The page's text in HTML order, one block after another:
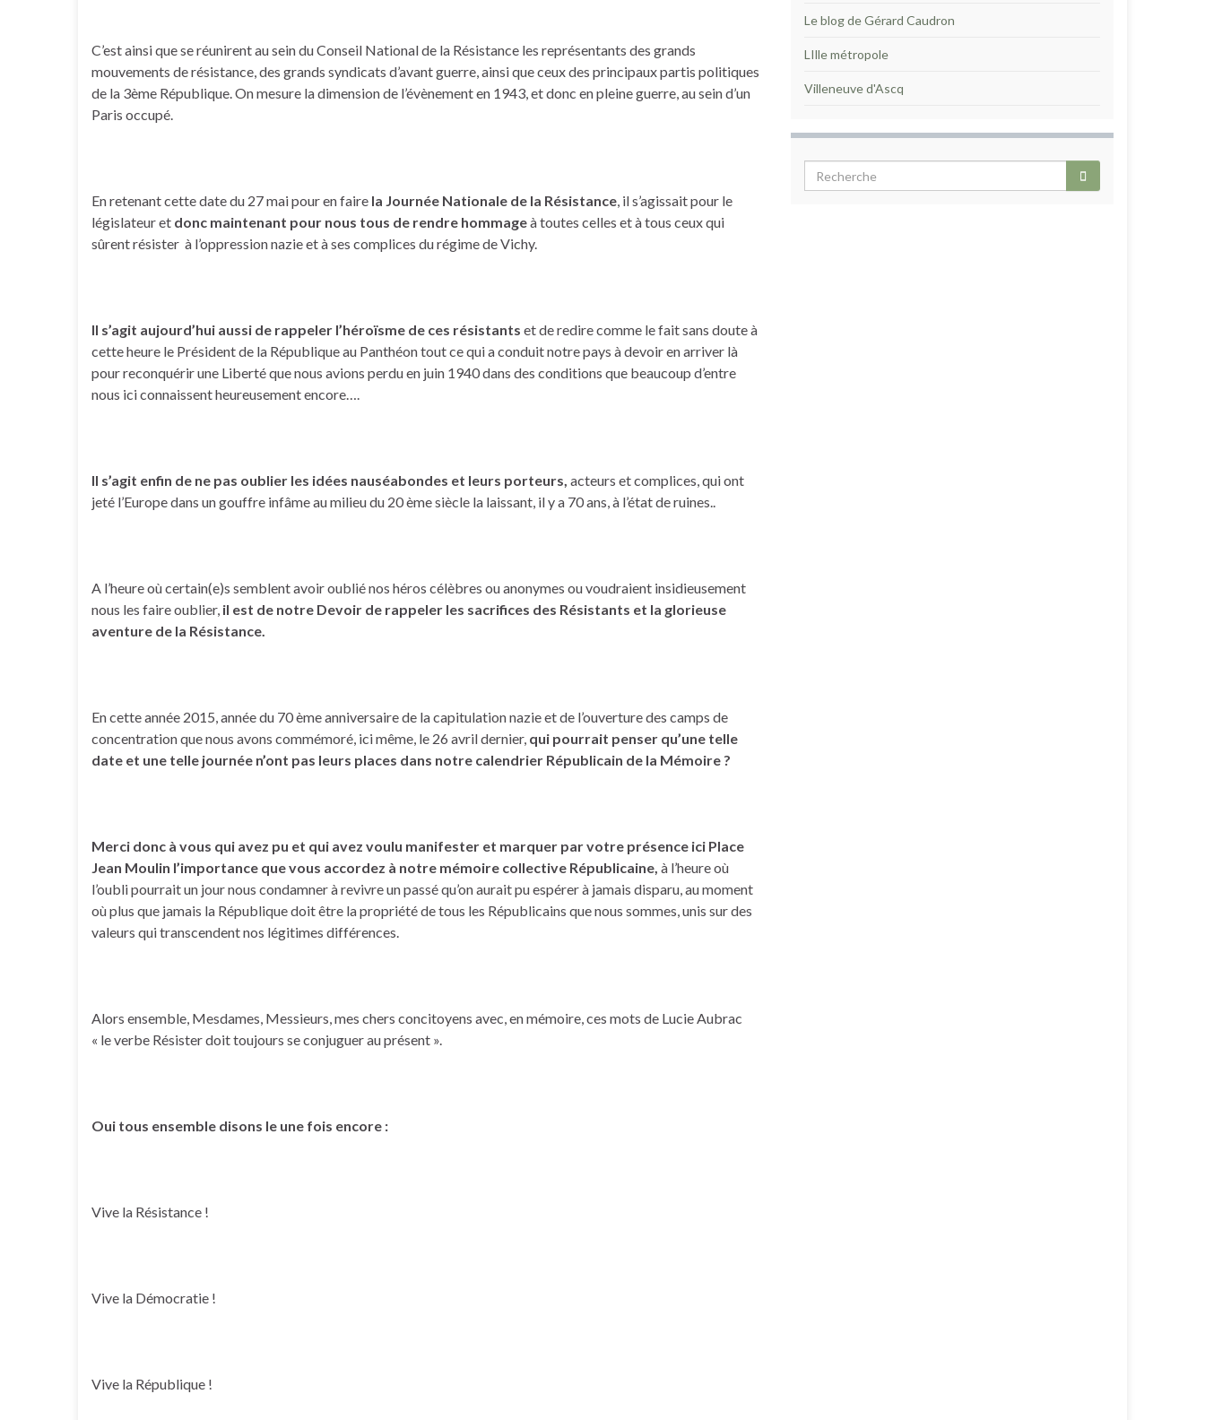
C’est ainsi que se réunirent au sein du Conseil National de la Résistance les représentants des grands
mouvements de résistance, des grands syndicats d’avant guerre, ainsi que ceux des principaux partis politiques
de la 3ème République. On mesure la dimension de l’évènement en 1943, et donc en pleine guerre, au sein d’un
Paris occupé.
En retenant cette date du 27 mai pour en faire la Journée Nationale de la Résistance, il s’agissait pour le
législateur et donc maintenant pour nous tous de rendre hommageà toutes celles et à tous ceux qui
sûrent résister à l’oppression nazie et à ses complices du régime de Vichy.
Il s’agit aujourd’hui aussi de rappeler l’héroïsme de ces résistants et de redire comme le fait sans doute à
cette heure le Président de la République au Panthéon tout ce qui a conduit notre pays à devoir en arriver là
pour reconquérir une Liberté que nous avions perdu en juin 1940 dans des conditions que beaucoup d’entre
nous ici connaissent heureusement encore….
Il s’agit enfin de ne pas oublier les idées nauséabondes et leurs porteurs, acteurs et complices, qui ont
jeté l’Europe dans un gouffre infâme au milieu du 20 ème siècle la laissant, il y a 70 ans, à l’état de ruines..
A l’heure où certain(e)s semblent avoir oublié nos héros célèbres ou anonymes ou voudraient insidieusement
nous les faire oublier, il est de notre Devoir de rappeler les sacrifices des Résistants et la glorieuse
aventure de la Résistance.
En cette année 2015, année du 70 ème anniversaire de la capitulation nazie et de l’ouverture des camps de
concentration que nous avons commémoré, ici même, le 26 avril dernier, qui pourrait penser qu’une telle
date et une telle journée n’ont pas leurs places dans notre calendrier Républicain de la Mémoire ?
Merci donc à vous qui avez pu et qui avez voulu manifester et marquer par votre présence ici Place
Jean Moulin l’importance que vous accordez à notre mémoire collective Républicaine, à l’heure où
l’oubli pourrait un jour nous condamner à revivre un passé qu’on aurait pu espérer à jamais disparu, au moment
où plus que jamais la République doit être la propriété de tous les Républicains que nous sommes, unis sur des
valeurs qui transcendent nos légitimes différences.
Alors ensemble, Mesdames, Messieurs, mes chers concitoyens avec, en mémoire, ces mots de Lucie Aubrac
« le verbe Résister doit toujours se conjuguer au présent ».
Oui tous ensemble disons le une fois encore :
Vive la Résistance !
Vive la Démocratie !
Vive la République !
Le blog de Gérard Caudron
LIlle métropole
Villeneuve d'Ascq